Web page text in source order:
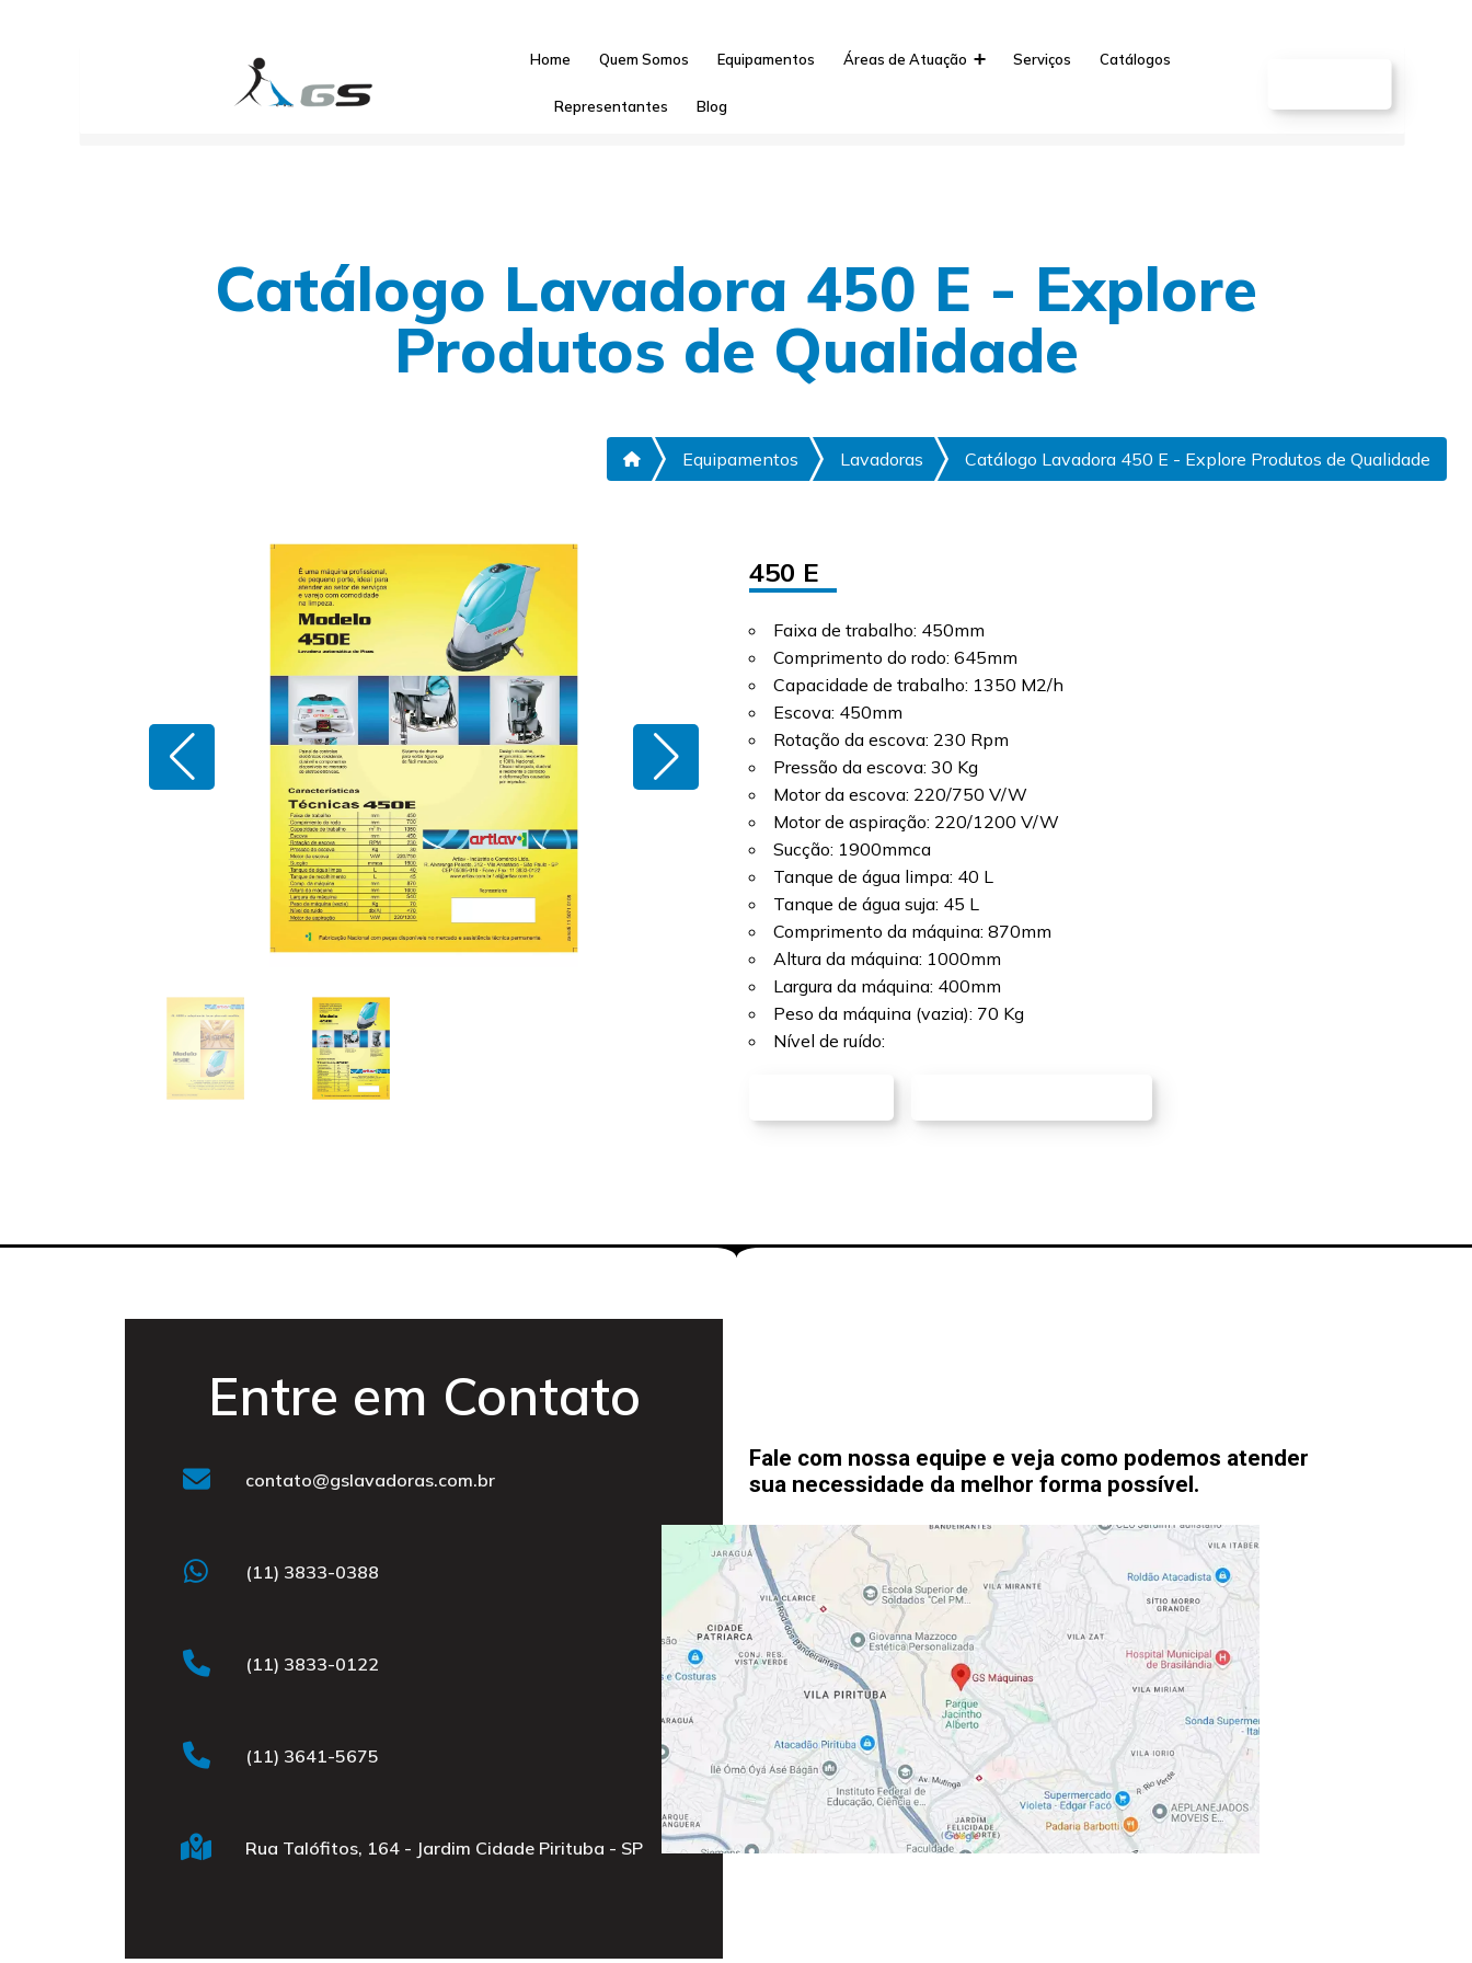
Home Quem Somos Equipamentos Áreas de Atuação Serviços Catálogos
Representantes Blog
Catálogo Lavadora 450 E - Explore
Produtos de Qualidade
Equipamentos Lavadoras Catálogo Lavadora 450 E - Explore Produtos de Qualidade
450 E
Faixa de trabalho: 450mm
Comprimento do rodo: 645mm
Capacidade de trabalho: 1350 M2/h
Escova: 450mm
Rotação da escova: 230 Rpm
Pressão da escova: 30 Kg
Motor da escova: 220/750 V/W
Motor de aspiração: 220/1200 V/W
Sucção: 1900mmca
Tanque de água limpa: 40 L
Tanque de água suja: 45 L
Comprimento da máquina: 870mm
Altura da máquina: 1000mm
Largura da máquina: 400mm
Peso da máquina (vazia): 70 Kg
Nível de ruído:
Entre em Contato
contato@gslavadoras.com.br
(11) 3833-0388
(11) 3833-0122
(11) 3641-5675
Rua Talófitos, 164 - Jardim Cidade Pirituba - SP
Fale com nossa equipe e veja como podemos atender
sua necessidade da melhor forma possível.